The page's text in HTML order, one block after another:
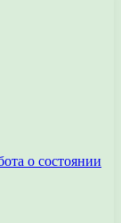
о состоянии